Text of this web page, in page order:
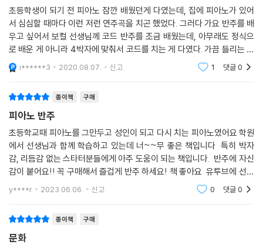
초등학생이 되기 전 피아노 잠깐 배웠던게 다였는데, 집에 피아노가 있어
서 심심할 때마다 이런 저런 연주곡을 치곤 했었다. 그러다 가요 반주를 배
우고 싶어서 보컬 선생님께 코드 반주를 조금 배웠는데, 아무래도 정식으
로 배운 게 아니라 4박자에 맞춰서 코드를 치는 게 다였다. 가끔 들리는 대
로 아르페지오를 치거나...수업을 듣고 싶긴 했으나 늘 다른 일에 밀려서 못
듣다가 이번
i******3 2020.08.07. 신고 1 댓글0
종이책 구매
피아노 반주
초등학교때 피아노를 그만두고 성인이 되고 다시 치는 피아노였어요 학원
에서 선생님과 함께 학습하고 있는데 너~~무 좋은 책입니다 특히 박자
감, 리듬감 없는 스타터분들에게 아주 도움이 되는 책입니다. 반주에 자신
감이 붙어요!! 꼭 구매해서 즐겁게 반주 하세요! 책 좋아요 유투브에 선생
님께서 잛게 설명해주시고 직접 연주도 해주시는데 도움이 많이 됩니다.
이런 책 내주
y****r 2023.06.06. 신고 0 댓글0
종이책 구매
문화